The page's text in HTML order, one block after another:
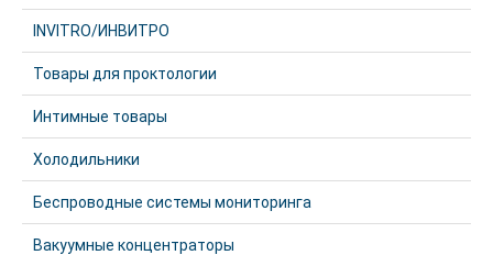
INVITRO/ИНВИТРО
Товары для проктологии
Интимные товары
Холодильники
Беспроводные системы мониторинга
Вакуумные концентраторы